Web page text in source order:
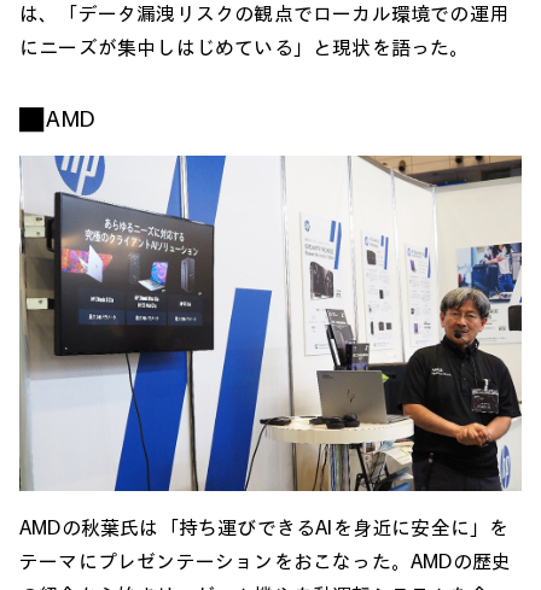
は、「データ漏洩リスクの観点でローカル環境での運用
にニーズが集中しはじめている」と現状を語った。
■ AMD
AMDの秋葉氏は「持ち運びできるAIを身近に安全に」を
テーマにプレゼンテーションをおこなった。AMDの歴史